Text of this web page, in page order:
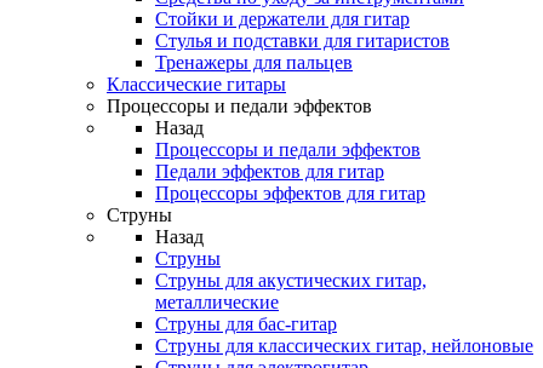
Стойки и держатели для гитар
Стулья и подставки для гитаристов
Тренажеры для пальцев
Классические гитары
Процессоры и педали эффектов
Назад
Процессоры и педали эффектов
Педали эффектов для гитар
Процессоры эффектов для гитар
Струны
Назад
Струны
Струны для акустических гитар,
металлические
Струны для бас-гитар
Струны для классических гитар, нейлоновые